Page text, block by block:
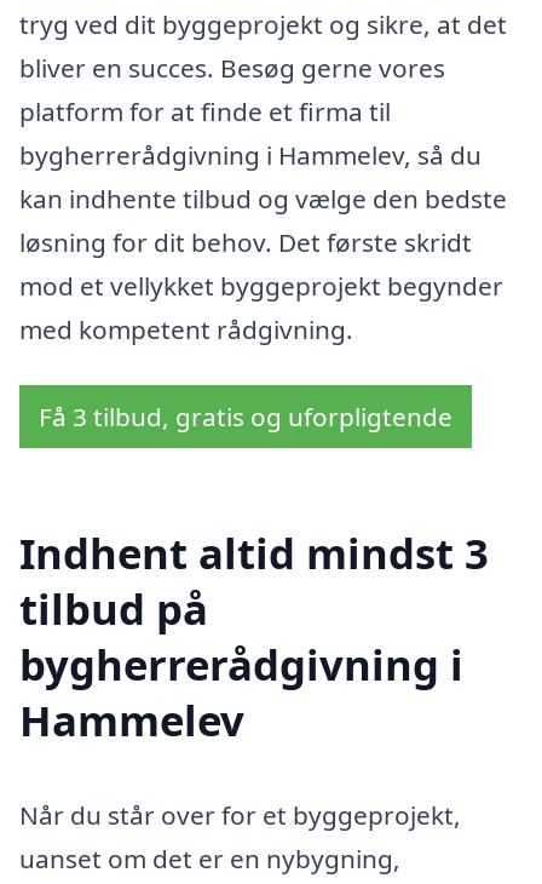
tryg ved dit byggeprojekt og sikre, at det
bliver en succes. Besøg gerne vores
platform for at finde et firma til
bygherrerådgivning i Hammelev, så du
kan indhente tilbud og vælge den bedste
løsning for dit behov. Det første skridt
mod et vellykket byggeprojekt begynder
med kompetent rådgivning.
Få 3 tilbud, gratis og uforpligtende
Indhent altid mindst 3
tilbud på
bygherrerådgivning i
Hammelev
Når du står over for et byggeprojekt,
uanset om det er en nybygning,